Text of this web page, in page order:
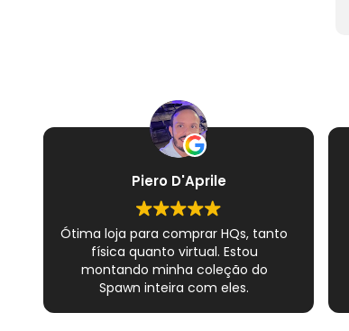
Piero D'Aprile
Ótima loja para comprar HQs, tanto
física quanto virtual. Estou
montando minha coleção do
Spawn inteira com eles.